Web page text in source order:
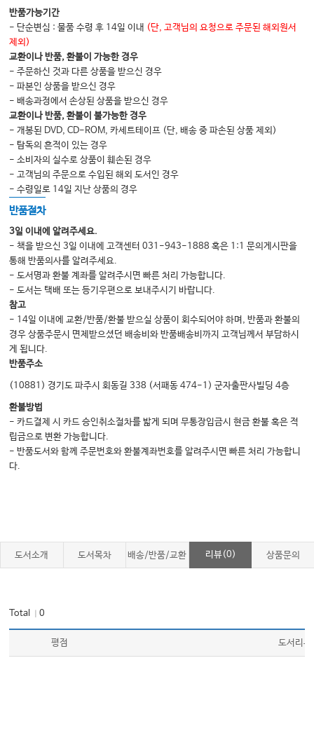
반품가능기간
- 단순변심 : 물품 수령 후 14일 이내 (단, 고객님의 요청으로 주문된 해외원서
제외)
교환이나 반품, 환불이 가능한 경우
- 주문하신 것과 다른 상품을 받으신 경우
- 파본인 상품을 받으신 경우
- 배송과정에서 손상된 상품을 받으신 경우
교환이나 반품, 환불이 불가능한 경우
- 개봉된 DVD, CD-ROM, 카세트테이프 (단, 배송 중 파손된 상품 제외)
- 탐독의 흔적이 있는 경우
- 소비자의 실수로 상품이 훼손된 경우
- 고객님의 주문으로 수입된 해외 도서인 경우
- 수령일로 14일 지난 상품의 경우
반품절차
3일 이내에 알려주세요.
- 책을 받으신 3일 이내에 고객센터 031-943-1888 혹은 1:1 문의게시판을
통해 반품의사를 알려주세요.
- 도서명과 환불 계좌를 알려주시면 빠른 처리 가능합니다.
- 도서는 택배 또는 등기우편으로 보내주시기 바랍니다.
참고
- 14일 이내에 교환/반품/환불 받으실 상품이 회수되어야 하며, 반품과 환불의
경우 상품주문시 면제받으셨던 배송비와 반품배송비까지 고객님께서 부담하시
게 됩니다.
반품주소
(10881) 경기도 파주시 회동길 338 (서패동 474-1) 군자출판사빌딩 4층
환불방법
- 카드결제 시 카드 승인취소절차를 밟게 되며 무통장입금시 현금 환불 혹은 적
립금으로 변환 가능합니다.
- 반품도서와 함께 주문번호와 환불계좌번호를 알려주시면 빠른 처리 가능합니
다.
도서소개 도서목차 배송/반품/교환 리뷰(0) 상품문의
Total ｜0
평점 도서리뷰